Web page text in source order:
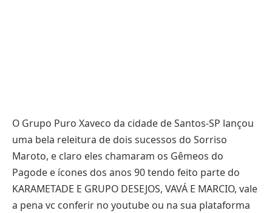
O Grupo Puro Xaveco da cidade de Santos-SP lançou
uma bela releitura de dois sucessos do Sorriso
Maroto, e claro eles chamaram os Gêmeos do
Pagode e ícones dos anos 90 tendo feito parte do
KARAMETADE E GRUPO DESEJOS, VAVÁ E MARCIO, vale
a pena vc conferir no youtube ou na sua plataforma